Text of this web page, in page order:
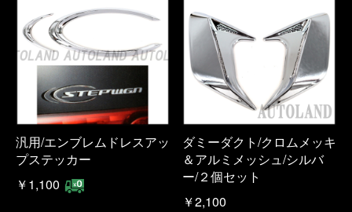
汎用/エンブレムドレスアッ
プステッカー
￥1,100
ダミーダクト/クロムメッキ
＆アルミメッシュ/シルバ
ー/２個セット
￥2,100